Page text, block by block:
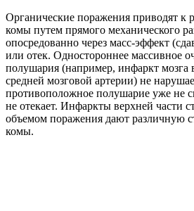
Органические поражения приводят к
комы путем прямого механического
опосредованно через масс-эффект
или отек. Одностороннее массивное
полушария (например, инфаркт мозга
средней мозговой артерии) не
противоположное полушарие уже не
не отекает. Инфаркты верхней части
объемом поражения дают различную
комы.